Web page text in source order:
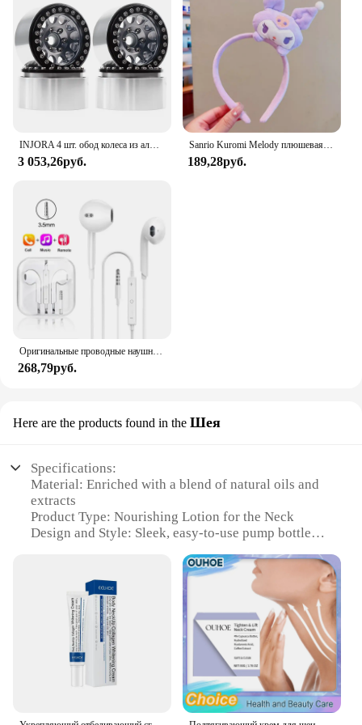
3 053,26руб.
Sanrio Kuromi Melody плюшевая кукла для мытья лица, милая коричная, милая, нескользящая, эластичная, аксессуары для волос
189,28руб.
268,79руб.
Here are the products found in the Шея
Specifications:
Material: Enriched with a blend of natural oils and
extracts
Product Type: Nourishing Lotion for the Neck
Design and Style: Sleek, easy-to-use pump bottle
nourish the delicate skin of the neck
Performance and Property: Lightweight formula that
absorbs quickly, leaving skin soft and supple
Quantity: Available in sets for wholesale or
individual purchase
Features:
**Revitalizing Skin Care for the Neck**
The Nourishing Lotion for the Neck is a